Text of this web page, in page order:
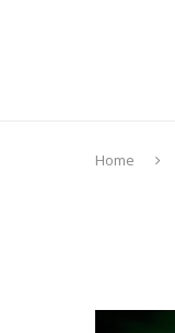
Home